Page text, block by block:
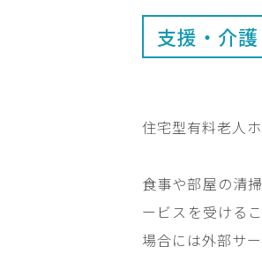
支援・介護
住宅型有料老人
食事や部屋の清
ービスを受ける
場合には外部サ